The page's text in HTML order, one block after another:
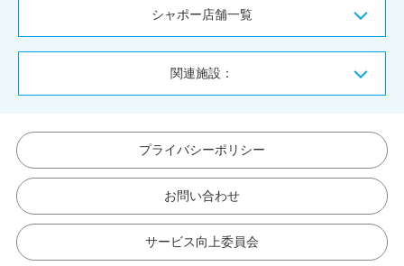
シャポー店舗一覧
関連施設：
プライバシーポリシー
お問い合わせ
サービス向上委員会